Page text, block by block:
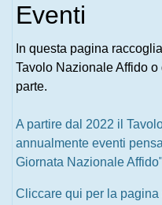
Eventi
In questa pagina
Tavolo Nazionale Affido
parte.
A partire dal 2022 il
annualmente eventi
Giornata Nazionale
Cliccare qui per la